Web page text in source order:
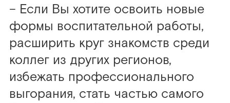
– Если Вы хотите освоить новые
формы воспитательной работы,
расширить круг знакомств среди
коллег из других регионов,
избежать профессионального
выгорания, стать частью самого